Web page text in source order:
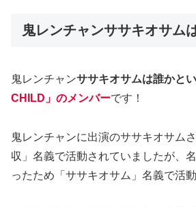
鬼レンチャンササキオサム
鬼レンチャンササキオサムは誰かとい
CHILD」のメンバーです！
鬼レンチャンに出演のササキオサム
収」名義で活動されていましたが、
ったため「ササキオサム」名義で活動